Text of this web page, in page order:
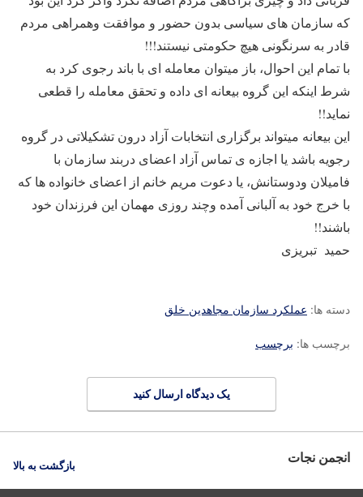
که سازمان های سیاسی بدون حضور و موافقت وهمراهی مردم
قادر به سرنگونی هیچ حکومتی نیستند!!!
با تمام این احوال، باز میتوان معامله ای با باند رجوی کرد به
شرط اینکه این گروه بیعانه ای داده و تحقق معامله را قطعی
نماید!!
این بیعانه میتواند برگزاری انتخابات آزاد درون تشکیلاتی در گروه
رجویه باشد یا اجازه ی تماس آزاد اعضای دربند سازمان با
فامیلان ودوستانش، یا دعوت مریم خانم از اعضای خانواده ها که
با خرج خود به آلبانی آمده وچند روزی مهمان این فرزندان خود
باشند!!
حمید تبریزی
دسته ها: عملکرد سازمان مجاهدین خلق
برچسب ها: برچسب
یک دیدگاه ارسال کنید
انجمن نجات بازگشت به بالا